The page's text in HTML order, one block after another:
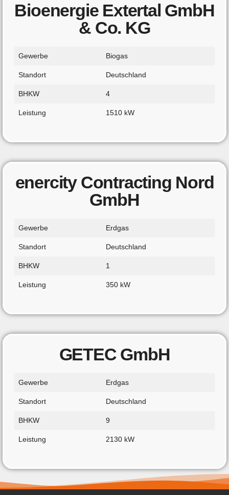
Bioenergie Extertal GmbH
& Co. KG
Gewerbe Biogas
Standort Deutschland
BHKW 4
Leistung 1510 kW
enercity Contracting Nord
GmbH
Gewerbe Erdgas
Standort Deutschland
BHKW 1
Leistung 350 kW
GETEC GmbH
Gewerbe Erdgas
Standort Deutschland
BHKW 9
Leistung 2130 kW